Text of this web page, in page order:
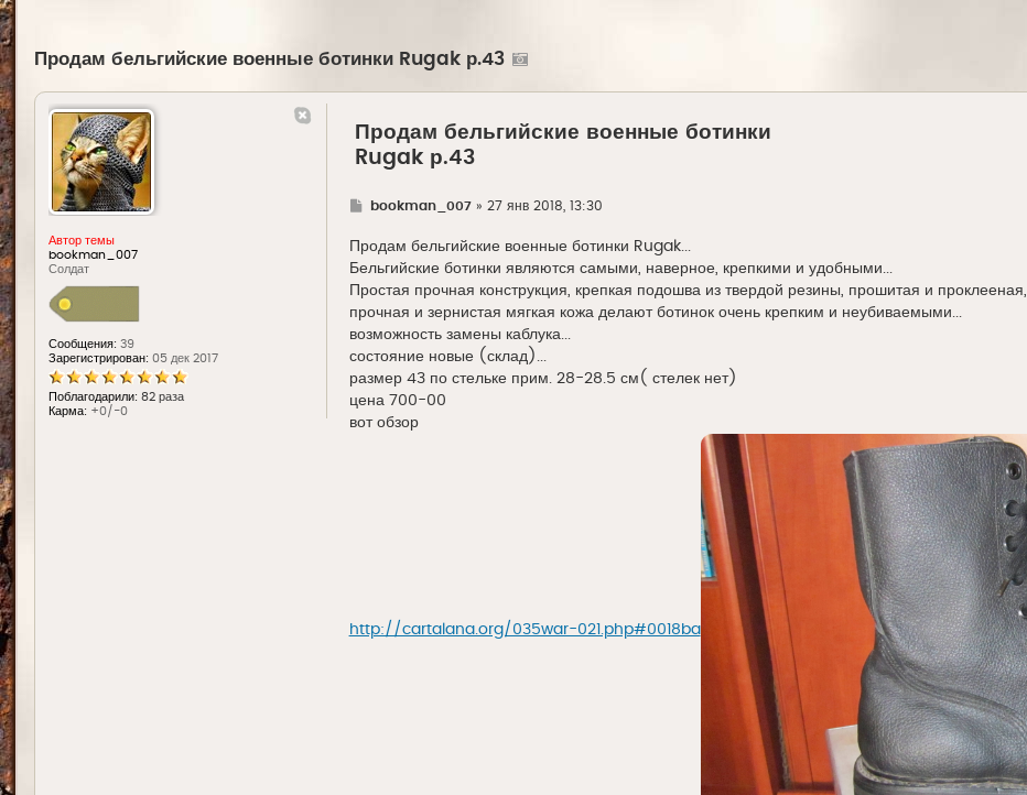
Продам бельгийские военные ботинки Rugak р.43
Автор темы
bookman_007
Солдат
Сообщения: 39
Зарегистрирован: 05 дек 2017
Поблагодарили: 82 раза
Карма: +0/-0
Продам бельгийские военные ботинки
Rugak р.43
Гbookman_007» 27 янв 2018, 13:30
Продам бельгийские военные ботинки Rugak...
Бельгийские ботинки являются самыми, наверное, крепкими и удобными...
Простая прочная конструкция, крепкая подошва из твердой резины, прошитая и проклееная,
прочная и зернистая мягкая кожа делают ботинок очень крепким и неубиваемыми...
возможность замены каблука...
состояние новые (склад)...
размер 43 по стельке прим. 28-28.5 см( стелек нет)
цена 700-00
вот обзор
http://cartalana.org/035war-021.php#0018ba